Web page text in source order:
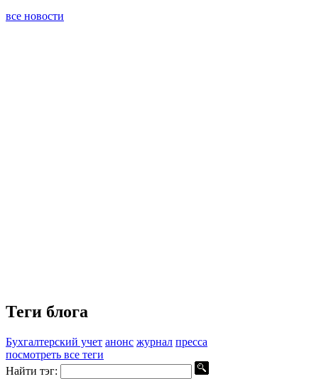
все новости
Теги блога
Бухгалтерский учет анонс журнал пресса
посмотреть все теги
Найти тэг: